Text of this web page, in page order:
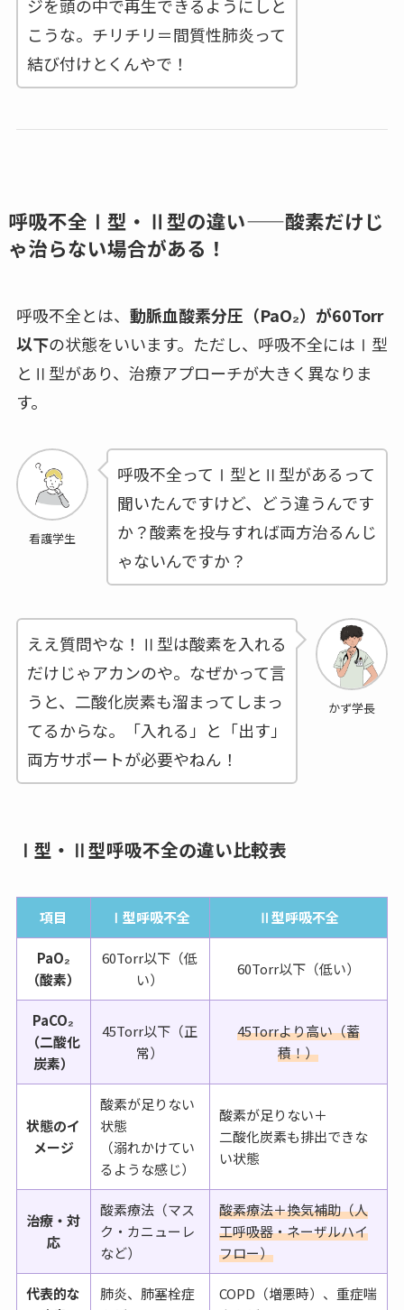
ジを頭の中で再生できるようにしと
こうな。チリチリ＝間質性肺炎って
結び付けとくんやで！
呼吸不全Ⅰ型・Ⅱ型の違い——酸素だけじ
ゃ治らない場合がある！
呼吸不全とは、 動脈血酸素分圧（PaO₂）が60Torr
以下の状態をいいます。ただし、呼吸不全にはⅠ型
とⅡ型があり、治療アプローチが大きく異なりま
す。
看護学生
呼吸不全ってⅠ型とⅡ型があるって
聞いたんですけど、どう違うんです
か？酸素を投与すれば両方治るんじ
ゃないんですか？
かず学長
ええ質問やな！Ⅱ型は酸素を入れる
だけじゃアカンのや。なぜかって言
うと、二酸化炭素も溜まってしまっ
てるからな。「入れる」と「出す」
両方サポートが必要やねん！
Ⅰ型・Ⅱ型呼吸不全の違い比較表
項目 Ⅰ型呼吸不全 Ⅱ型呼吸不全
PaO₂
（酸素）
60Torr以下（低
い）
60Torr以下（低い）
PaCO₂
（二酸化
炭素）
45Torr以下（正
常）
45Torrより高い（蓄
積！）
状態のイ
メージ
酸素が足りない
状態
（溺れかけてい
るような感じ）
酸素が足りない＋
二酸化炭素も排出できな
い状態
治療・対
応
酸素療法（マス
ク・カニューレ
など）
酸素療法＋換気補助（人
工呼吸器・ネーザルハイ
フロー）
代表的な
肺炎、肺塞栓症
COPD（増悪時）、重症喘